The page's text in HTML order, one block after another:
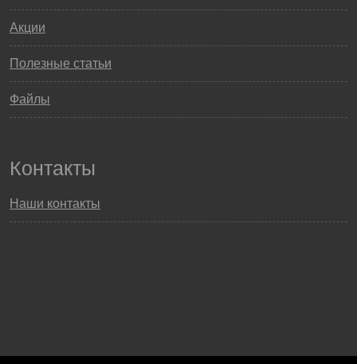
Акции
Полезные статьи
Файлы
Контакты
Наши контакты